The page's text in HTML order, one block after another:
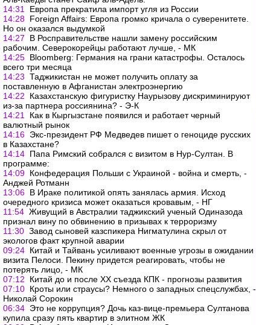
14:31
Европа прекратила импорт угля из России
14:28 Foreign Affairs: Европа громко кричала о суверенитете.
Но он оказался выдумкой
14:27
В Росправительстве нашли замену российским
рабочим. Северокорейцы работают лучше, - МК
14:25 Bloomberg: Германия на грани катастрофы. Осталось
всего три месяца
14:23 Таджикистан не может получить оплату за
поставленную в Афганистан электроэнергию
14:22
Казахстанскую фигуристку Наурызову дискриминируют
из-за партнера россиянина? - Э-К
14:21
Как в Кыргызстане появился и работает черный
валютный рынок
14:16 Экс-президент РФ Медведев пишет о геноциде русских
в Казахстане?
14:14 Папа Римский собрался с визитом в Нур-Султан. В
программе:
14:09 Конфедерация Польши с Украиной - война и смерть, -
Анджей Ротманн
13:06 В Ираке политикой опять занялась армия. Исход
очередного кризиса может оказаться кровавым, - НГ
11:54 Живущий в Австралии таджикский ученый Одиназода
признал вину по обвинению в призывах к терроризму
11:30 Завод сыновей казспикера Нигматулина скрыл от
экологов факт крупной аварии
09:24 Китай и Тайвань усиливают военные угрозы в ожидании
визита Пелоси. Пекину придется реагировать, чтобы не
потерять лицо, - МК
07:12
Китай до и после XX съезда КПК - прогнозы развития
07:10 Кроты или страусы? Немного о западных спецслужбах, -
Николай Сорокин
06:34 Это не коррупция? Дочь каз-вице-премьера Султанова
купила сразу пять квартир в элитном ЖК